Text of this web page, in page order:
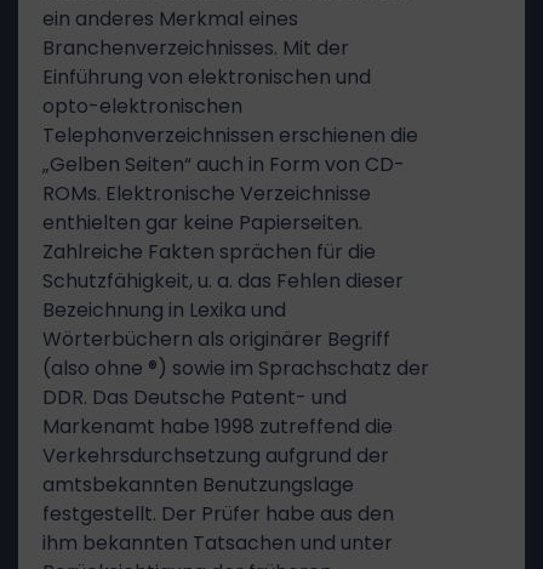
ein anderes Merkmal eines
Branchenverzeichnisses. Mit der
Einführung von elektronischen und
opto-elektronischen
Telephonverzeichnissen erschienen die
„Gelben Seiten“ auch in Form von CD-
ROMs. Elektronische Verzeichnisse
enthielten gar keine Papierseiten.
Zahlreiche Fakten sprächen für die
Schutzfähigkeit, u. a. das Fehlen dieser
Bezeichnung in Lexika und
Wörterbüchern als originärer Begriff
(also ohne ®) sowie im Sprachschatz der
DDR. Das Deutsche Patent- und
Markenamt habe 1998 zutreffend die
Verkehrsdurchsetzung aufgrund der
amtsbekannten Benutzungslage
festgestellt. Der Prüfer habe aus den
ihm bekannten Tatsachen und unter